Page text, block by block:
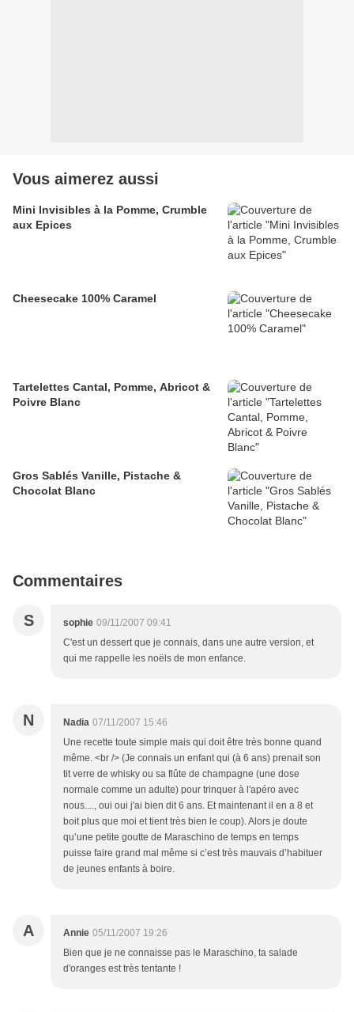
Vous aimerez aussi
Mini Invisibles à la Pomme, Crumble
aux Epices
Cheesecake 100% Caramel
Tartelettes Cantal, Pomme, Abricot &
Poivre Blanc
Gros Sablés Vanille, Pistache &
Chocolat Blanc
Commentaires
S sophie 09/11/2007 09:41
C'est un dessert que je connais, dans une autre version, et
qui me rappelle les noëls de mon enfance.
N Nadia 07/11/2007 15:46
Une recette toute simple mais qui doit être très bonne quand
même. <br /> (Je connais un enfant qui (à 6 ans) prenait son
tit verre de whisky ou sa flûte de champagne (une dose
normale comme un adulte) pour trinquer à l'apéro avec
nous...., oui oui j'ai bien dit 6 ans. Et maintenant il en a 8 et
boit plus que moi et tient très bien le coup). Alors je doute
qu’une petite goutte de Maraschino de temps en temps
puisse faire grand mal même si c’est très mauvais d’habituer
de jeunes enfants à boire.
A Annie 05/11/2007 19:26
Bien que je ne connaisse pas le Maraschino, ta salade
d'oranges est très tentante !